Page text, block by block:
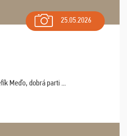
25.05.2026
Meďo, dobrá parti ...